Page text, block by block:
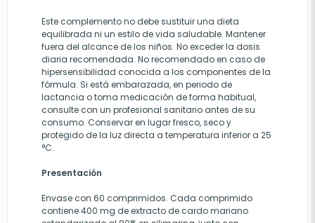
Este complemento no debe sustituir una dieta
equilibrada ni un estilo de vida saludable. Mantener
fuera del alcance de los niños. No exceder la dosis
diaria recomendada. No recomendado en caso de
hipersensibilidad conocida a los componentes de la
fórmula. Si está embarazada, en periodo de
lactancia o toma medicación de forma habitual,
consulte con un profesional sanitario antes de su
consumo. Conservar en lugar fresco, seco y
protegido de la luz directa a temperatura inferior a 25
°C.
Presentación
Envase con 60 comprimidos. Cada comprimido
contiene 400 mg de extracto de cardo mariano